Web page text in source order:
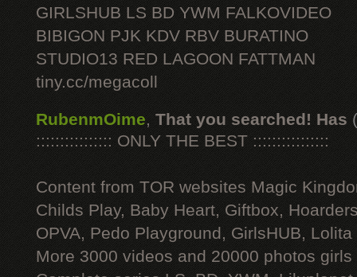
GIRLSHUB LS BD YWM FALKOVIDEO
BIBIGON PJK KDV RBV BURATINO
STUDIO13 RED LAGOON FATTMAN
tiny.cc/megacoll
RubenmOime, That you searched! Has
:::::::::::::::: ONLY THE BEST ::::::::::::::::
Content from TOR websites Magic
Childs Play, Baby Heart, Giftbox,
OPVA, Pedo Playground, GirlsHUB, Lolita
More 3000 videos and 20000 photos